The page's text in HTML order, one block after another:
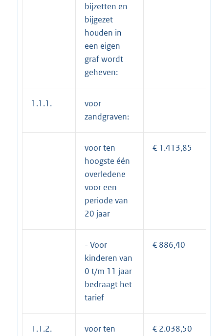
bijzetten en
bijgezet
houden in
een eigen
graf wordt
geheven:
1.1.1.
voor
zandgraven:
voor ten
hoogste één
overledene
voor een
periode van
20 jaar
€ 1.413,85
- Voor
kinderen van
0 t/m 11 jaar
bedraagt het
tarief
€ 886,40
1.1.2.
voor ten
€ 2.038,50